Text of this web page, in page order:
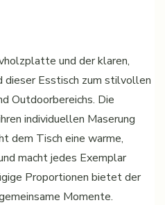
und der klaren,
dieser Esstisch zum stilvollen
Outdoorbereichs. Die
individuellen Maserung
dem Tisch eine warme,
macht jedes Exemplar
Proportionen bietet der
Momente.